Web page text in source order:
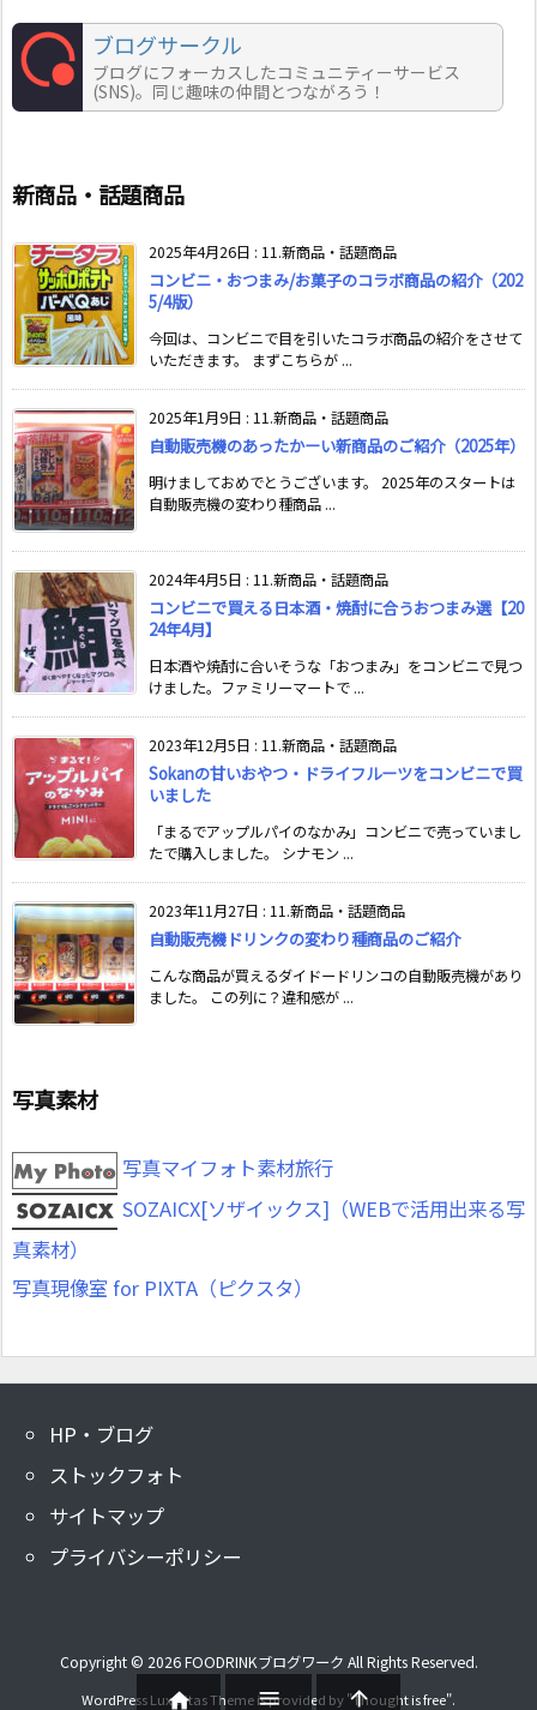
ブログサークル
ブログにフォーカスしたコミュニティーサービス
(SNS)。同じ趣味の仲間とつながろう！
新商品・話題商品
2025年4月26日 : 11.新商品・話題商品
コンビニ・おつまみ/お菓子のコラボ商品の紹介（202
5/4版）
今回は、コンビニで目を引いたコラボ商品の紹介をさせて
いただきます。 まずこちらが ...
2025年1月9日 : 11.新商品・話題商品
自動販売機のあったかーい新商品のご紹介（2025年）
明けましておめでとうございます。 2025年のスタートは
自動販売機の変わり種商品 ...
2024年4月5日 : 11.新商品・話題商品
コンビニで買える日本酒・焼酎に合うおつまみ選【20
24年4月】
日本酒や焼酎に合いそうな「おつまみ」をコンビニで見つ
けました。ファミリーマートで ...
2023年12月5日 : 11.新商品・話題商品
Sokanの甘いおやつ・ドライフルーツをコンビニで買
いました
「まるでアップルパイのなかみ」コンビニで売っていまし
たで購入しました。 シナモン ...
2023年11月27日 : 11.新商品・話題商品
自動販売機ドリンクの変わり種商品のご紹介
こんな商品が買えるダイドードリンコの自動販売機があり
ました。 この列に？違和感が ...
写真素材
写真マイフォト素材旅行
SOZAICX[ソザイックス]（WEBで活用出来る写
真素材）
写真現像室 for PIXTA（ピクスタ）
HP・ブログ
ストックフォト
サイトマップ
プライバシーポリシー
Copyright © 2026FOODRINKブログワーク All Rights Reserved.
WordPress Luxeritas Theme is provided by "Thought is free".
  